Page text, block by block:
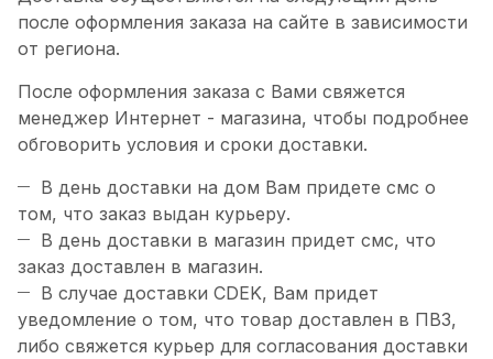
после оформления заказа на сайте в зависимости
от региона.
После оформления заказа с Вами свяжется
менеджер Интернет - магазина, чтобы подробнее
обговорить условия и сроки доставки.
В день доставки на дом Вам придете смс о
том, что заказ выдан курьеру.
В день доставки в магазин придет смс, что
заказ доставлен в магазин.
В случае доставки CDEK, Вам придет
уведомление о том, что товар доставлен в ПВЗ,
либо свяжется курьер для согласования доставки